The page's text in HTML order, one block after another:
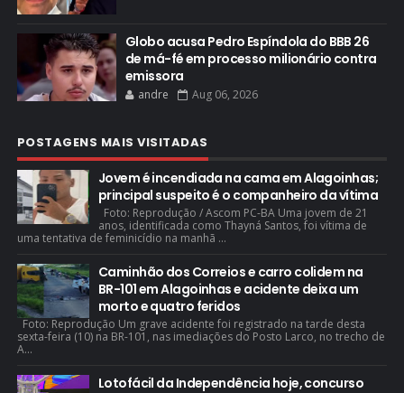
Globo acusa Pedro Espíndola do BBB 26
de má-fé em processo milionário contra
emissora
andre Aug 06, 2026
POSTAGENS MAIS VISITADAS
Jovem é incendiada na cama em Alagoinhas;
principal suspeito é o companheiro da vítima
Foto: Reprodução / Ascom PC-BA Uma jovem de 21
anos, identificada como Thayná Santos, foi vítima de
uma tentativa de feminicídio na manhã ...
Caminhão dos Correios e carro colidem na
BR-101 em Alagoinhas e acidente deixa um
morto e quatro feridos
Foto: Reprodução Um grave acidente foi registrado na tarde desta
sexta-feira (10) na BR-101, nas imediações do Posto Larco, no trecho de
A...
Lotofácil da Independência hoje, concurso